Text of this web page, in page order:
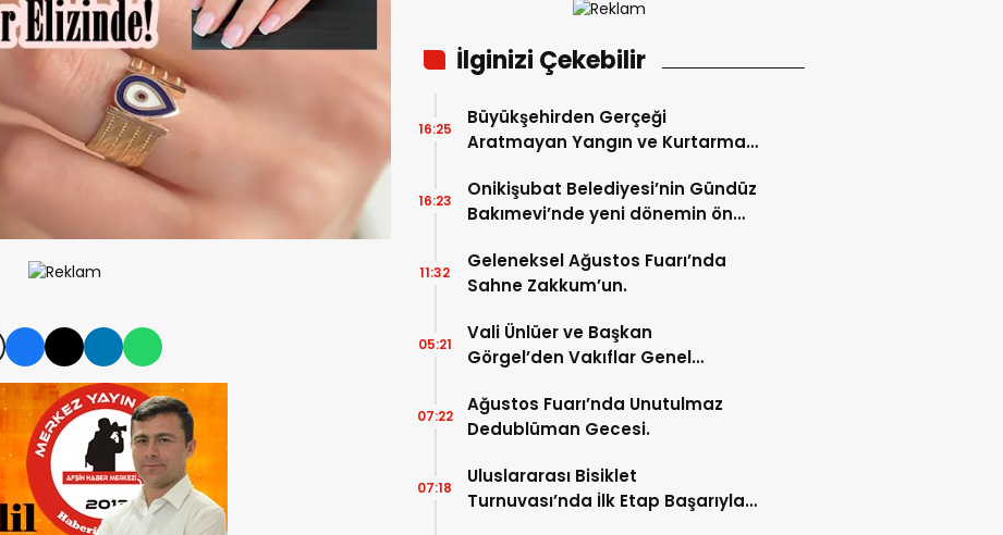
İlginizi Çekebilir
Büyükşehirden Gerçeği
Aratmayan Yangın ve Kurtarma
16:25
Onikişubat Belediyesi’nin Gündüz
Bakımevi’nde yeni dönemin ön
16:23
Geleneksel Ağustos Fuarı’nda
Sahne Zakkum’un.
11:32
Vali Ünlüer ve Başkan
Görgel’den Vakıflar Genel
05:21
Ağustos Fuarı’nda Unutulmaz
Dedublüman Gecesi.
07:22
Uluslararası Bisiklet
Turnuvası’nda İlk Etap Başarıyla
07:18